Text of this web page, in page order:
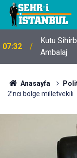
07:32
Kutu
Ambalaj
Anasayfa
2’nci bölge milletvekili